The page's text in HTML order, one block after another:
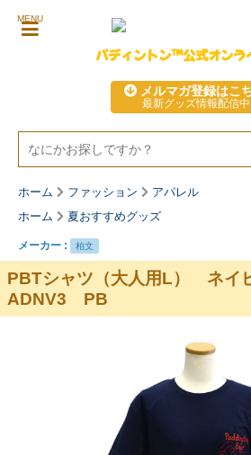
MENU
パディントン™公式オンラ
メルマガ登録はこ
最新グッズ情報配信中
ホーム ファッション
アパレル
ホーム
夏おすすめグッズ
メーカー : 柏文
PBTシャツ（大人用L） ネイ
ADNV3 PB